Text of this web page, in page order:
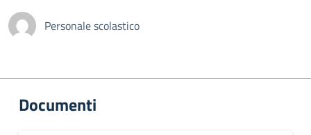
Personale scolastico
Documenti